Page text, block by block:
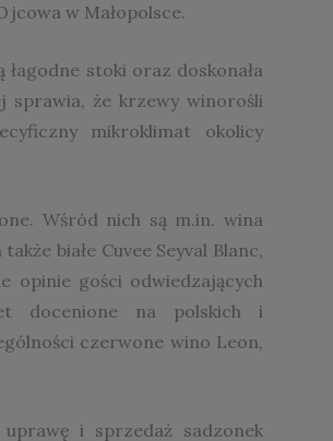
w Małopolsce.
stoki oraz doskonała
sprawia, że krzewy winorośli
mikroklimat okolicy
Wśród nich są m.in. wina
białe Cuvee Seyval Blanc,
opinie gości odwiedzających
docenione na polskich i
czerwone wino Leon,
i sprzedaż sadzonek